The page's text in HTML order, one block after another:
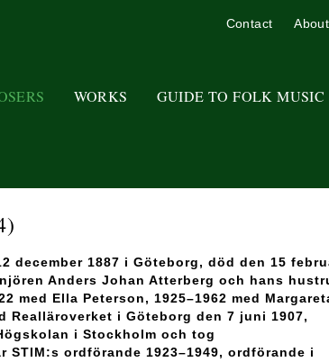
WORKS GUIDE TO FOLK MUSIC
Contact
december 1887 i Göteborg, död den 15
Anders Johan Atterberg och hans
med Ella Peterson, 1925–1962 med
Realläroverket i Göteborg den 7 juni 1907,
i Stockholm och tog
STIM:s ordförande 1923–1949, ordförande i